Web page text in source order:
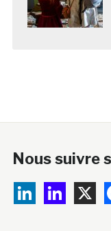
Nous suivre